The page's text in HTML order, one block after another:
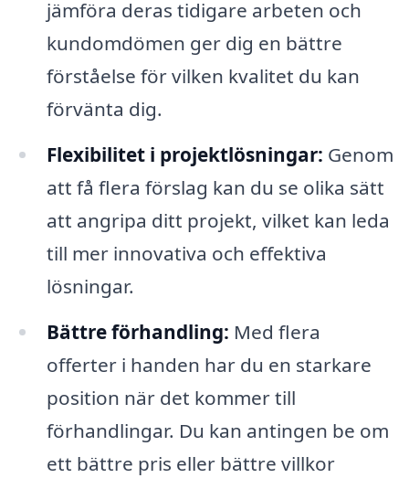
jämföra deras tidigare arbeten och
kundomdömen ger dig en bättre
förståelse för vilken kvalitet du kan
förvänta dig.
Flexibilitet i projektlösningar: Genom
att få flera förslag kan du se olika sätt
att angripa ditt projekt, vilket kan leda
till mer innovativa och effektiva
lösningar.
Bättre förhandling: Med flera
offerter i handen har du en starkare
position när det kommer till
förhandlingar. Du kan antingen be om
ett bättre pris eller bättre villkor